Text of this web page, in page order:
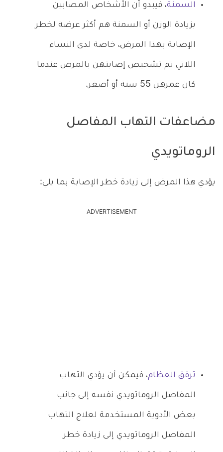
السمنة، فيبدو أن الأشخاص المصابين
بزيادة الوزن أو السمنة هم أكثر عرضة لخطر
الإصابة بهذا المرض، خاصة لدى النساء
اللاتي تم تشخيص إصابتهن بالمرض عندما
كان عمرهن 55 سنة أو أصغر.
مضاعفات التهاب المفاصل
الروماتويدي
يؤدي هذا المرض إلى زيادة خطر الإصابة بما يلي:
ADVERTISEMENT
ترقق العظام، فيمكن أن يؤدي التهاب
المفاصل الروماتويدي نفسه إلى جانب
بعض الأدوية المستخدمة لعلاج التهاب
المفاصل الروماتويدي إلى زيادة خطر